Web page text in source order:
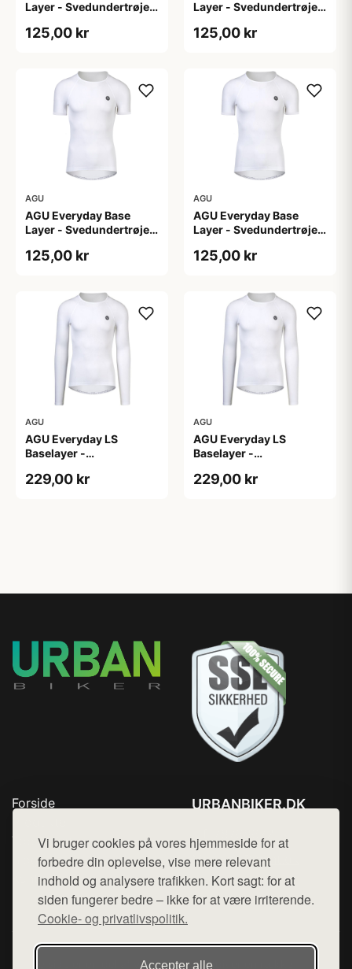
Vi bruger cookies på vores hjemmeside for at
forbedre din oplevelse, vise mere relevant
indhold og analysere trafikken. Kort sagt: for at
siden fungerer bedre – ikke for at være irriterende.
Cookie- og privatlivspolitik.
Accepter alle
Layer - Svedundertrøje
125,00 kr
Layer - Svedundertrøje
125,00 kr
AGU
AGU Everyday Base
Layer - Svedundertrøje
125,00 kr
AGU
AGU Everyday Base
Layer - Svedundertrøje
125,00 kr
AGU
AGU Everyday LS
Baselayer -
Ærmer - Herre - Hvid -
229,00 kr
AGU
AGU Everyday LS
Baselayer -
Ærmer - Herre - Hvid -
229,00 kr
Forside
Top Rabatter
Blog
Kontakt
URBANBIKER.DK
Mail: hej@want.dk
Cookie- og privatlivspolitik
Denne side er en del af want.dk, der udgiver en række